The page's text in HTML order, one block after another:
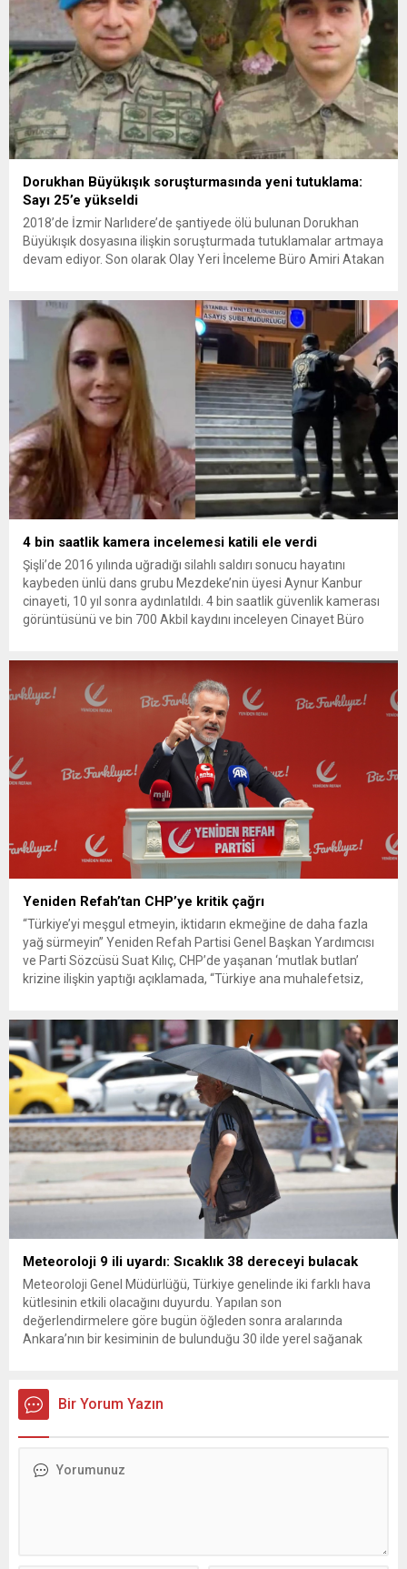
Dorukhan Büyükışık soruşturmasında yeni tutuklama:
Sayı 25’e yükseldi
2018’de İzmir Narlıdere’de şantiyede ölü bulunan Dorukhan
Büyükışık dosyasına ilişkin soruşturmada tutuklamalar artmaya
devam ediyor. Son olarak Olay Yeri İnceleme Büro Amiri Atakan
bulunan Dorukhan Büyükışık’a ilişkin yeniden açılan
soruşturmada tutuklamalar genişliyor. Son olarak dönemin...
4 bin saatlik kamera incelemesi katili ele verdi
Şişli’de 2016 yılında uğradığı silahlı saldırı sonucu hayatını
kaybeden ünlü dans grubu Mezdeke’nin üyesi Aynur Kanbur
cinayeti, 10 yıl sonra aydınlatıldı. 4 bin saatlik güvenlik kamerası
görüntüsünü ve bin 700 Akbil kaydını inceleyen Cinayet Büro
Yeniden Refah’tan CHP’ye kritik çağrı
“Türkiye’yi meşgul etmeyin, iktidarın ekmeğine de daha fazla
yağ sürmeyin” Yeniden Refah Partisi Genel Başkan Yardımcısı
ve Parti Sözcüsü Suat Kılıç, CHP’de yaşanan ‘mutlak butlan’
krizine ilişkin yaptığı açıklamada, “Türkiye ana muhalefetsiz,
olun. Türkiye’yi...
Meteoroloji 9 ili uyardı: Sıcaklık 38 dereceyi bulacak
Meteoroloji Genel Müdürlüğü, Türkiye genelinde iki farklı hava
kütlesinin etkili olacağını duyurdu. Yapılan son
değerlendirmelere göre bugün öğleden sonra aralarında
Ankara’nın bir kesiminin de bulunduğu 30 ilde yerel sağanak
üzerine çıkarak yaz değerlerine ulaşacak. Ayrıca...
Bir Yorum Yazın